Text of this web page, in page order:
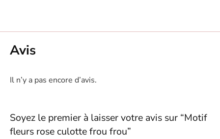
Avis
Il n’y a pas encore d’avis.
Soyez le premier à laisser votre avis sur “Motif
fleurs rose culotte frou frou”